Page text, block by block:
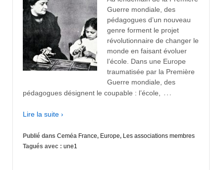
Guerre mondiale, des
pédagogues d’un nouveau
genre forment le projet
révolutionnaire de changer le
monde en faisant évoluer
l’école. Dans une Europe
traumatisée par la Première
Guerre mondiale, des
pédagogues désignent le coupable : l’école,
…
Lire la suite ›
Publié dans Ceméa France, Europe, Les associations membres
Tagués avec : une1